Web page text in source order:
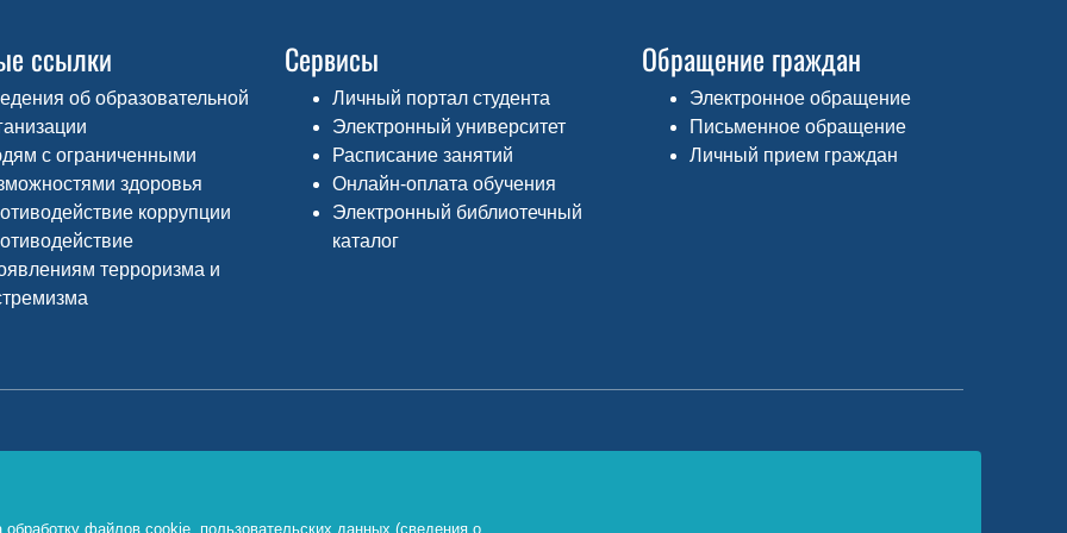
ссылки
об образовательной
с ограниченными
здоровья
коррупции
терроризма и
Сервисы
Личный портал студента
Электронный университет
Расписание занятий
Онлайн-оплата обучения
Электронный библиотечный
каталог
Обращение граждан
Электронное обращение
Письменное обращение
Личный прием граждан
файлов cookie, пользовательских данных (сведения о